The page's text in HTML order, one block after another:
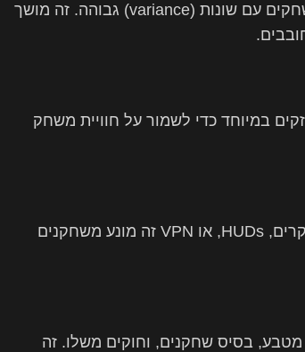
אפליקציות פוקר מציגות באופן קבוע פורמטים חדשים ומשחקים עם שונות (variance) גבוהה. זה מושך
במיוחד כדי לשמור על חוויית משחק
רוב האפליקציות אוסרות על שימוש בתוכנות עזר כמו טראקרים, HUDs, או VPN זה מונע משחקנים
בסיס שחקנים, וחוקים משלו. זה